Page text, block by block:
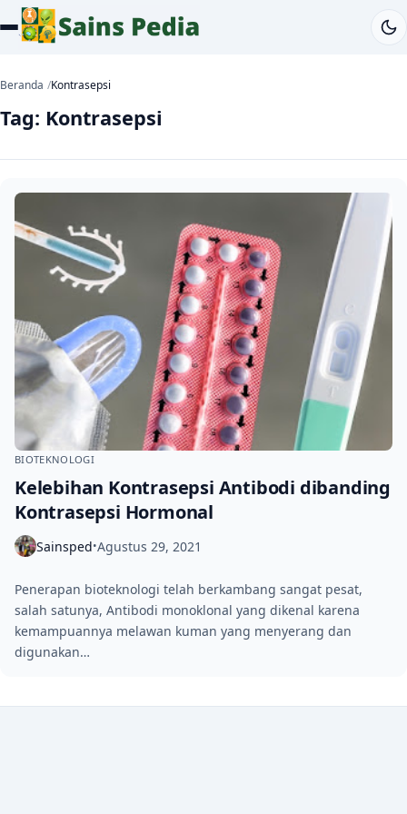
Beranda Kontrasepsi
Tag: Kontrasepsi
BIOTEKNOLOGI
Kelebihan Kontrasepsi Antibodi dibanding
Kontrasepsi Hormonal
Sainsped•Agustus 29, 2021
Penerapan bioteknologi telah berkambang sangat pesat,
salah satunya, Antibodi monoklonal yang dikenal karena
kemampuannya melawan kuman yang menyerang dan
digunakan…